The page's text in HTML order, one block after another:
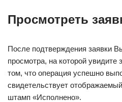
Просмотреть
После подтверждения заявки
просмотра, на которой
том, что операция успешно
свидетельствует
штамп «Исполнено».